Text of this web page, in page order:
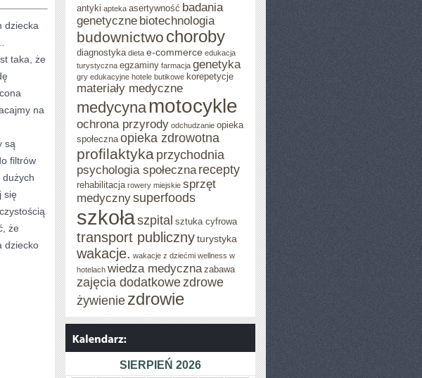
dziecka
taka, że
na
są
filtrów
dużych
się
że
dziecko
antyki apteka asertywność badania
genetyczne biotechnologia
budownictwo choroby
diagnostyka dieta e-commerce edukacja
turystyczna egzaminy farmacja genetyka
gry edukacyjne hotele butikowe korepetycje
materiały medyczne
medycyna motocykle
ochrona przyrody odchudzanie opieka
społeczna opieka zdrowotna
profilaktyka przychodnia
psychologia społeczna recepty
rehabilitacja rowery miejskie sprzęt
medycznysuperfoods
szkołaszpital sztuka cyfrowa
transport publicznyturystyka
wakacje. wakacje z dziećmi wellness w
hotelach wiedza medyczna zabawa
zajęcia dodatkowezdrowe
żywienie zdrowie
SIERPIEŃ 2026